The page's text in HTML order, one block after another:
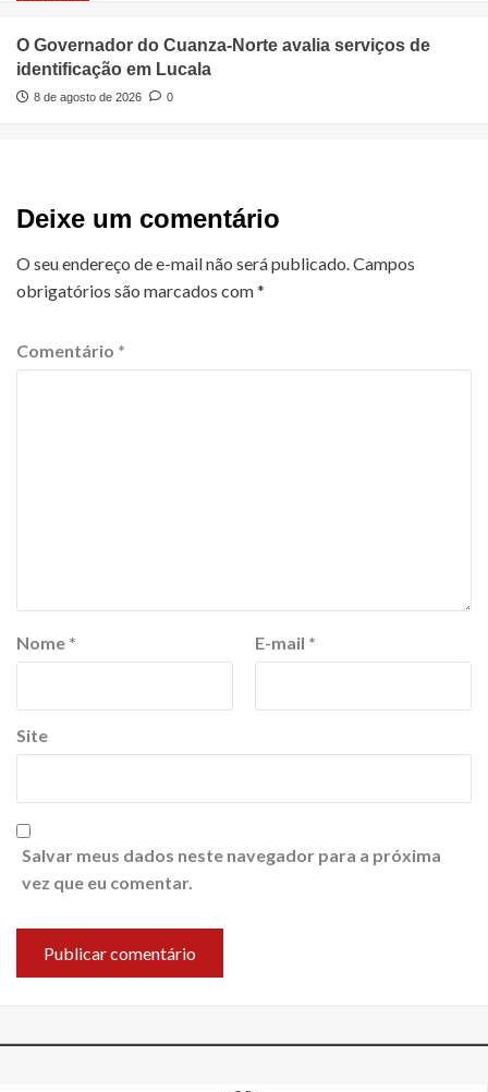
O Governador do Cuanza-Norte avalia serviços de
identificação em Lucala
8 de agosto de 2026 0
Deixe um comentário
O seu endereço de e-mail não será publicado.Campos
obrigatórios são marcados com*
Comentário *
Nome * E-mail *
Site
Salvar meus dados neste navegador para a próxima
vez que eu comentar.